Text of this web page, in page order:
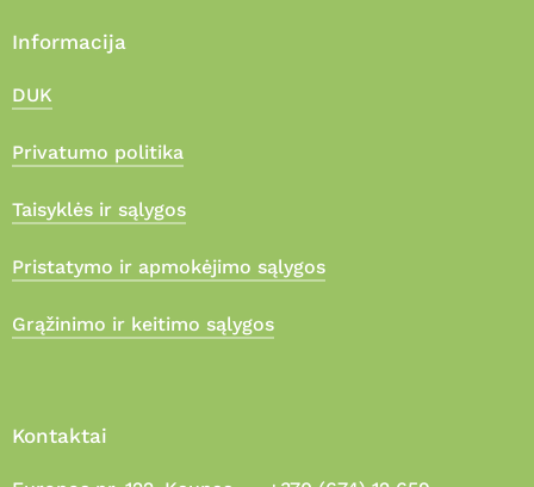
Informacija
DUK
Privatumo politika
Taisyklės ir sąlygos
Pristatymo ir apmokėjimo sąlygos
Grąžinimo ir keitimo sąlygos
Kontaktai